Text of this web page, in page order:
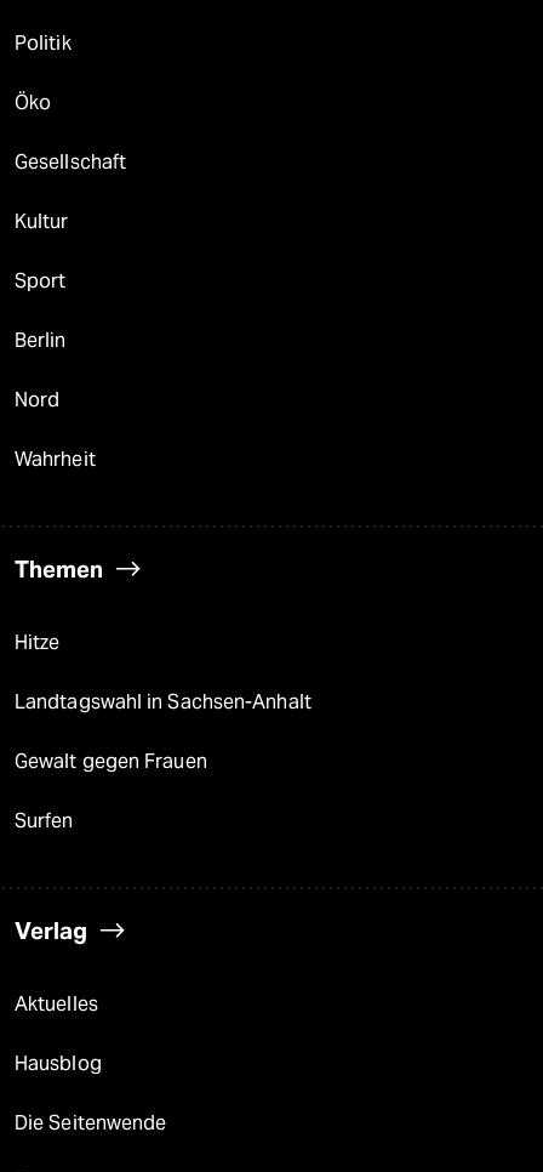
Politik
Öko
Gesellschaft
Kultur
Sport
Berlin
Nord
Wahrheit
Themen
Hitze
Landtagswahl in Sachsen-Anhalt
Gewalt gegen Frauen
Surfen
Verlag
Aktuelles
Hausblog
Die Seitenwende